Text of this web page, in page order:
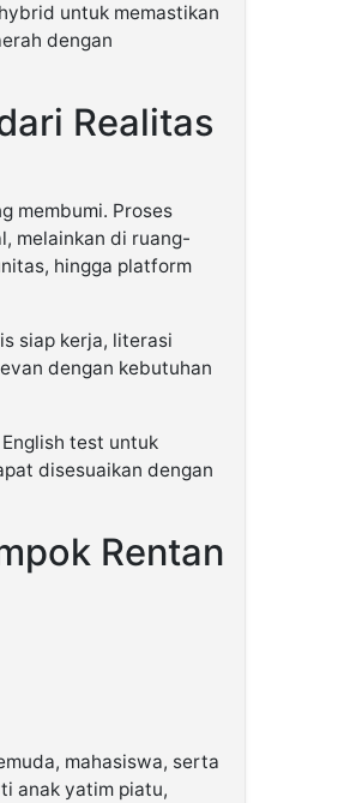
untuk memastikan
dengan
Realitas
membumi. Proses
melainkan di ruang-
hingga platform
siap kerja, literasi
dengan kebutuhan
test untuk
disesuaikan dengan
Rentan
mahasiswa, serta
anak yatim piatu,